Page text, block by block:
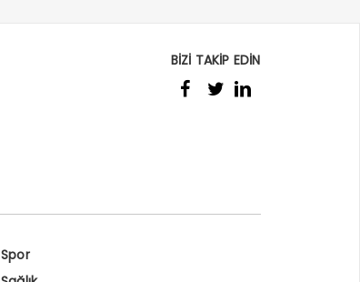
BİZİ TAKİP EDİN
Spor